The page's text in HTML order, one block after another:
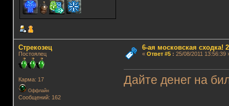
Стрекозец
Постоялец
Карма: 17
Оффлайн
Сообщений: 162
6-ая московская сходка!
« Ответ #5: 25/08/2011 13:56:39
Дайте денег на